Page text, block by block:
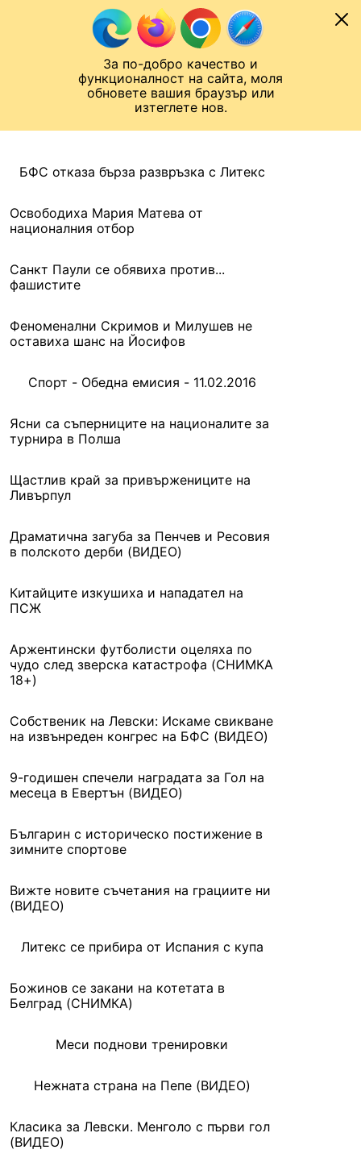
За по-добро качество и
функционалност на сайта, моля
обновете вашия браузър или
изтеглете нов.
Към съдържанието
Лига на Конференциите
БФС отказа бърза развръзка с Литекс
Освободиха Мария Матева от
националния отбор
Санкт Паули се обявиха против...
фашистите
Феноменални Скримов и Милушев не
оставиха шанс на Йосифов
Спорт - Обедна емисия - 11.02.2016
Ясни са съперниците на националите за
турнира в Полша
Щастлив край за привържениците на
Ливърпул
Драматична загуба за Пенчев и Ресовия
в полското дерби (ВИДЕО)
Китайците изкушиха и нападател на
ПСЖ
Аржентински футболисти оцеляха по
чудо след зверска катастрофа (СНИМКА
18+)
Собственик на Левски: Искаме свикване
на извънреден конгрес на БФС (ВИДЕО)
9-годишен спечели наградата за Гол на
месеца в Евертън (ВИДЕО)
Българин с историческо постижение в
зимните спортове
Вижте новите съчетания на грациите ни
(ВИДЕО)
Литекс се прибира от Испания с купа
Божинов се закани на котетата в
Белград (СНИМКА)
Меси поднови тренировки
Нежната страна на Пепе (ВИДЕО)
Класика за Левски. Менголо с първи гол
(ВИДЕО)